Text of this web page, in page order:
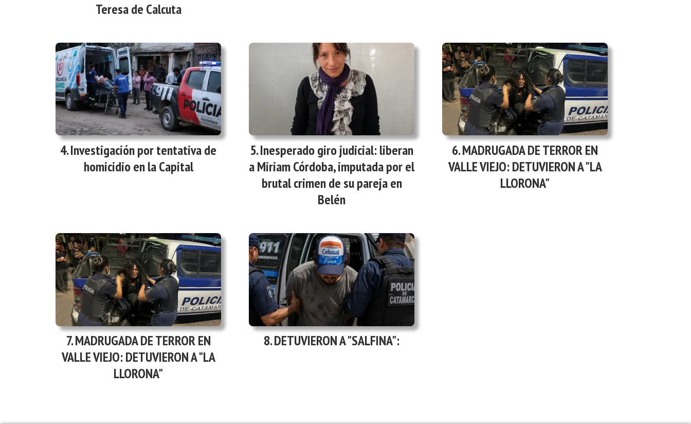
Teresa de Calcuta
Investigación por tentativa de
homicidio en la Capital
Inesperado giro judicial: liberan
a Miriam Córdoba, imputada por el
brutal crimen de su pareja en
Belén
MADRUGADA DE TERROR EN
VALLE VIEJO: DETUVIERON A "LA
LLORONA"
MADRUGADA DE TERROR EN
VALLE VIEJO: DETUVIERON A "LA
LLORONA"
DETUVIERON A "SALFINA":